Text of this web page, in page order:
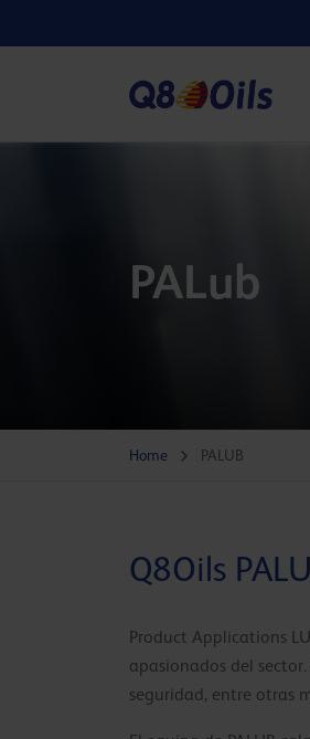
PALub
Home PALUB
Q8Oils
Product Applications
apasionados del
seguridad, entre otras